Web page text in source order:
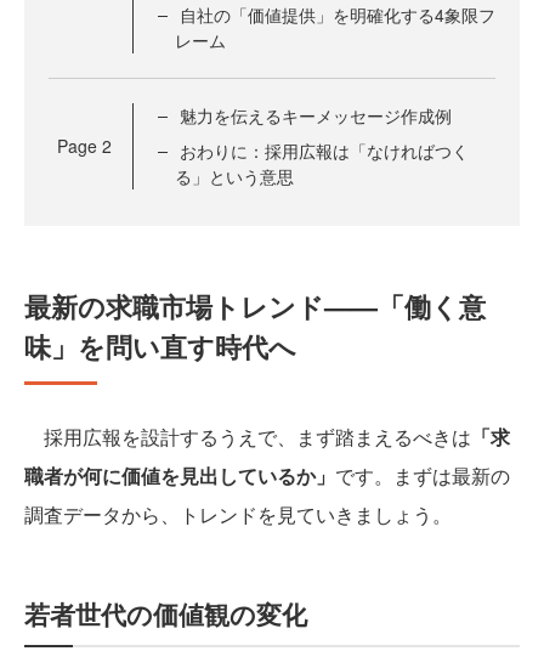
自社の「価値提供」を明確化する4象限フ
レーム
Page 2
魅力を伝えるキーメッセージ作成例
おわりに：採用広報は「なければつく
る」という意思
最新の求職市場トレンド——「働く意
味」を問い直す時代へ
採用広報を設計するうえで、まず踏まえるべきは 「求
職者が何に価値を見出しているか」 です。まずは最新の
調査データから、トレンドを見ていきましょう。
若者世代の価値観の変化